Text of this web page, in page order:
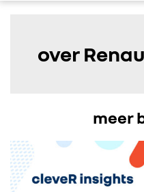
FOTO’S & VIDEO’S
CONTACT
over
meer